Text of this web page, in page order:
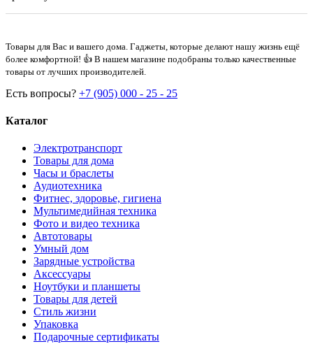
Товары для Вас и вашего дома. Гаджеты, которые делают нашу жизнь ещё
более комфортной! 👍 В нашем магазине подобраны только качественные
товары от лучших производителей.
Есть вопросы? +7 (905) 000 - 25 - 25
Каталог
Электротранспорт
Товары для дома
Часы и браслеты
Аудиотехника
Фитнес, здоровье, гигиена
Мультимедийная техника
Фото и видео техника
Автотовары
Умный дом
Зарядные устройства
Аксессуары
Ноутбуки и планшеты
Товары для детей
Стиль жизни
Упаковка
Подарочные сертификаты